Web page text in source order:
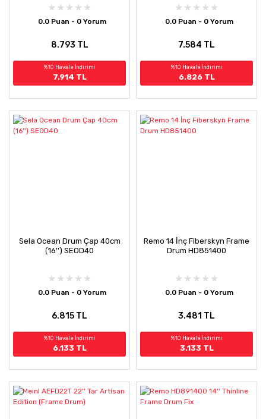
0.0 Puan - 0 Yorum
8.793 TL
%10 Havale İndirimi
7.914 TL
0.0 Puan - 0 Yorum
7.584 TL
%10 Havale İndirimi
6.826 TL
Sela Ocean Drum Çap 40cm
(16'') SEOD40
0.0 Puan - 0 Yorum
6.815 TL
%10 Havale İndirimi
6.133 TL
Remo 14 İnç Fiberskyn Frame
Drum HD851400
0.0 Puan - 0 Yorum
3.481 TL
%10 Havale İndirimi
3.133 TL